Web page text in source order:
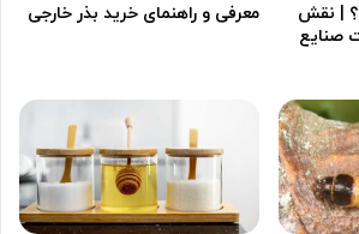
| نقش
صنایع
معرفی و راهنمای خرید بذر خارجی